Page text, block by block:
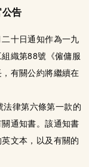
告
十日通知作為一九
織第88號《僱傭服
有關公約將繼續在
律第六條第一款的
通知書。該通知書
文本，以及有關的